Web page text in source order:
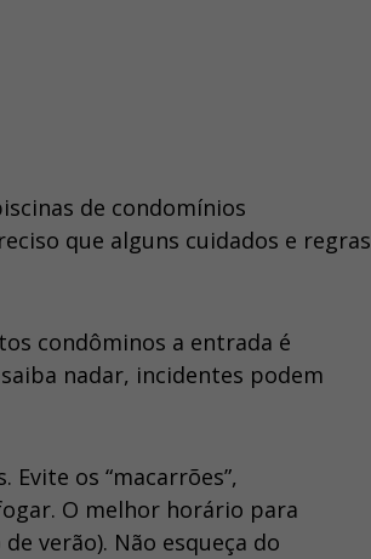
de condomínios
que alguns cuidados e regras
condôminos a entrada é
nadar, incidentes podem
Evite os “macarrões”,
O melhor horário para
verão). Não esqueça do